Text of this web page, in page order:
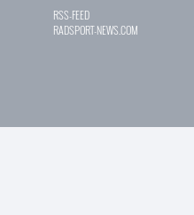
RSS-FEED
RADSPORT-NEWS.COM